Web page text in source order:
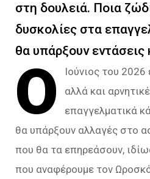
στη δουλειά. Ποια
δυσκολίες στα
θα υπάρξουν εντάσεις
Ο
Ιούνιος του 2026
αλλά και
επαγγελματικά
θα υπάρξουν αλλαγές στο
που θα τα επηρεάσουν,
που αναφέρουμε τον